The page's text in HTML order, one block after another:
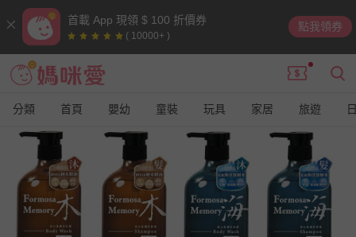
首載 App 現領 $ 100 折價券
( 10000+ )
點我領券
分類 首頁 嬰幼 童裝 玩具 家居 旅遊